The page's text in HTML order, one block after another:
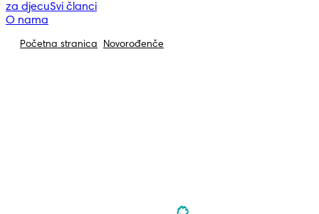
za djecuSvi članci
O nama
Početna stranica Novorođenče